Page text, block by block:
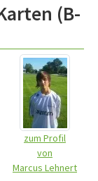
(B-
zum Profil
von
Marcus Lehnert